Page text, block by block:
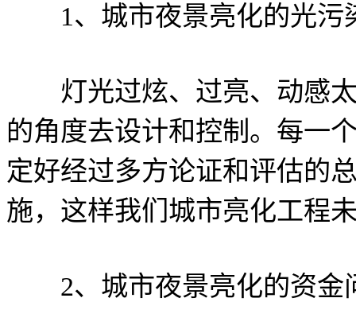
1、城市夜景亮化的光污
灯光过炫、过亮、动感太
的角度去设计和控制。每一
定好经过多方论证和评估的
施，这样我们城市亮化工程
2、城市夜景亮化的资金